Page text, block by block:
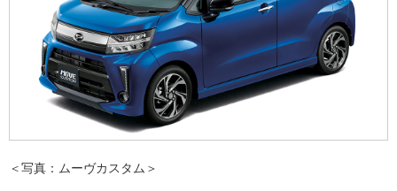
＜写真：ムーヴカスタム＞